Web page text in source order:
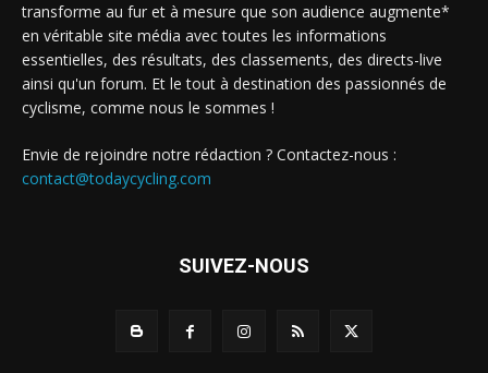
transforme au fur et à mesure que son audience augmente*
en véritable site média avec toutes les informations
essentielles, des résultats, des classements, des directs-live
ainsi qu'un forum. Et le tout à destination des passionnés de
cyclisme, comme nous le sommes !
Envie de rejoindre notre rédaction ? Contactez-nous :
contact@todaycycling.com
SUIVEZ-NOUS